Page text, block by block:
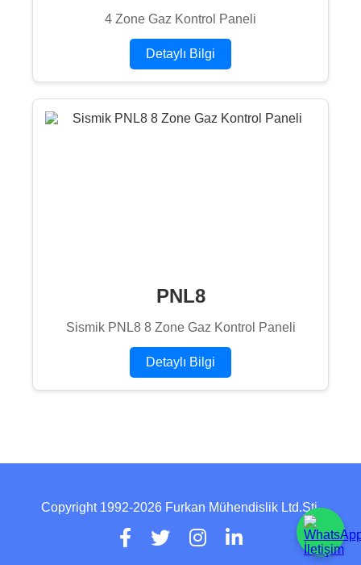
4 Zone Gaz Kontrol Paneli
Detaylı Bilgi
PNL8
Sismik PNL8 8 Zone Gaz Kontrol Paneli
Detaylı Bilgi
Copyright 1992-2026 Furkan Mühendislik Ltd.Şti.